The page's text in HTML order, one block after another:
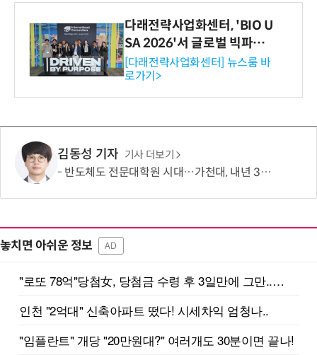
다래전략사업화센터, 'BIO U
SA 2026'서 글로벌 빅파마
와의 비즈니스 미팅 지원…K
-바이오 해외 진출 교두보 확
보
[다래전략사업화센터] 뉴스룸 바
로가기>
김동성 기자 기사 더보기
반도체도 전문대학원 시대…가천대, 내년 3월 30명 모집
놓치면 아쉬운 정보 AD